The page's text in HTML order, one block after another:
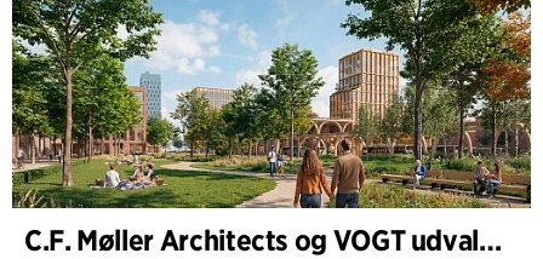
C.F. Møller Architects og VOGT udvalgt til at forme fremtidens Hamburg-Altona